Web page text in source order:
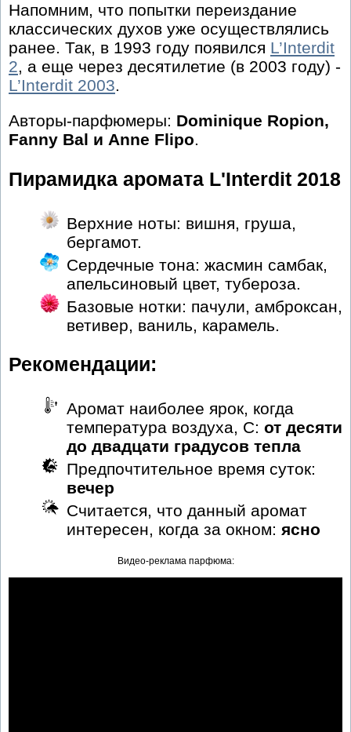
Напомним, что попытки переиздание
классических духов уже осуществлялись
ранее. Так, в 1993 году появился L’Interdit
2, а еще через десятилетие (в 2003 году) -
L’Interdit 2003.
Авторы-парфюмеры: Dоminique Rоpion,
Fanny Bal и Anne Flipo.
Пирамидка аромата L'Interdit 2018
Верхние ноты: вишня, груша,
бергамот.
Сердечные тона: жасмин самбак,
апельсиновый цвет, тубероза.
Базовые нотки: пачули, амброксан,
ветивер, ваниль, карамель.
Рекомендации:
Аромат наиболее ярок, когда
температура воздуха, С: от десяти
до двадцати градусов тепла
Предпочтительное время суток:
вечер
Считается, что данный аромат
интересен, когда за окном: ясно
Видео-реклама парфюма: